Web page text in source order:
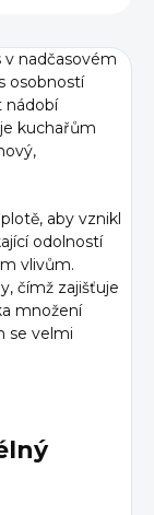
v nadčasovém
osobností
nádobí
kuchařům
aby vznikl
odolností
vlivům.
čímž zajišťuje
množení
se velmi